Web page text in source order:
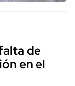
de
en el